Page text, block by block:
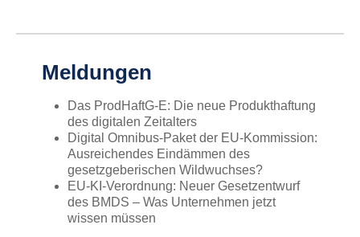
Meldungen
Das ProdHaftG-E: Die neue Produkthaftung
des digitalen Zeitalters
Digital Omnibus-Paket der EU-Kommission:
Ausreichendes Eindämmen des
gesetzgeberischen Wildwuchses?
EU-KI-Verordnung: Neuer Gesetzentwurf
des BMDS – Was Unternehmen jetzt
wissen müssen